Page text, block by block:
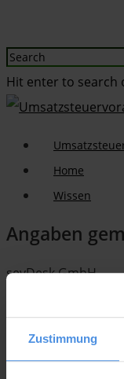
Zustimmung
Hit enter to search
Home
Wissen
Angaben
sevDesk GmbH
77652 Offenburg
Telefon: +49-781-